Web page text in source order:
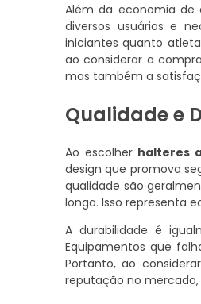
Além da economia de
diversos usuários e
iniciantes quanto
ao considerar a
mas também a
Qualidade e
Ao escolher halteres
design que promova
qualidade são
longa. Isso representa
A durabilidade é
Equipamentos que
Portanto, ao
reputação no